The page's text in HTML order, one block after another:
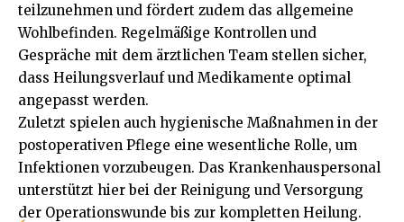
teilzunehmen und fördert zudem das allgemeine
Wohlbefinden. Regelmäßige Kontrollen und
Gespräche mit dem ärztlichen Team stellen sicher,
dass Heilungsverlaufund Medikamente optimal
angepasst werden.
Zuletzt spielen auch hygienische Maßnahmen in der
postoperativen Pflege eine wesentliche Rolle, um
Infektionen vorzubeugen. Das Krankenhauspersonal
unterstützt hier bei der Reinigung und Versorgung
der Operationswunde bis zur kompletten Heilung.